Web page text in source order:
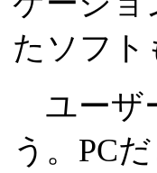
たソフト
ユーザ
う。PC